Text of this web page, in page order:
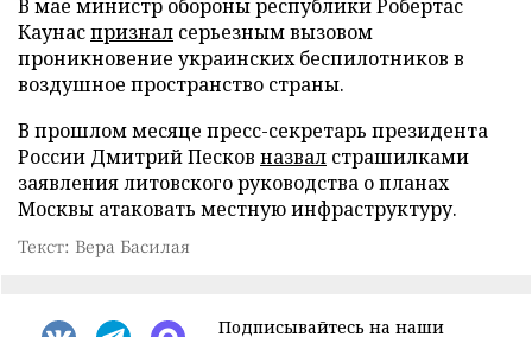
В мае министр обороны республики Робертас
Каунаспризнал серьезным вызовом
проникновение украинских беспилотников в
воздушное пространство страны.
В прошлом месяце пресс-секретарь президента
России Дмитрий Песков назвал страшилками
заявления литовского руководства о планах
Москвы атаковать местную инфраструктуру.
Текст: Вера Басилая
Подписывайтесь на наши